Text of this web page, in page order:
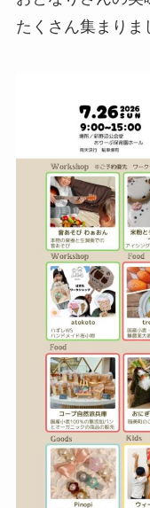
たくさん集まりま